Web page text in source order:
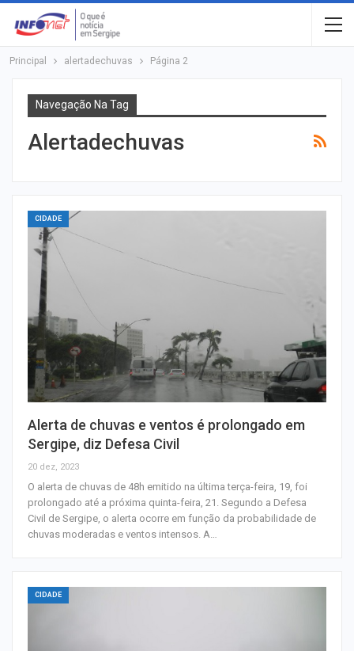
Principal alertadechuvas Página 2
Navegação Na Tag
Alertadechuvas
CIDADE
Alerta de chuvas e ventos é prolongado em
Sergipe, diz Defesa Civil
20 dez, 2023
O alerta de chuvas de 48h emitido na última terça-feira, 19, foi
prolongado até a próxima quinta-feira, 21. Segundo a Defesa
Civil de Sergipe, o alerta ocorre em função da probabilidade de
chuvas moderadas e ventos intensos. A…
CIDADE